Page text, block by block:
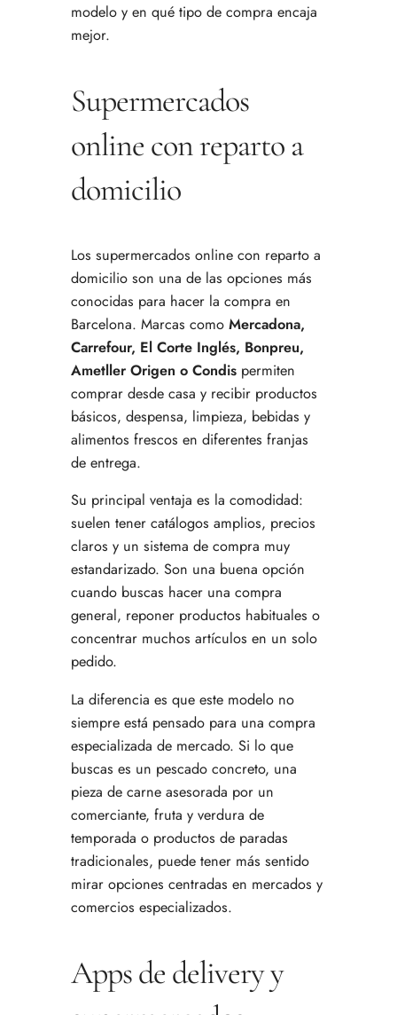
modelo y en qué tipo de compra encaja
mejor.
Supermercados
online con reparto a
domicilio
Los supermercados online con reparto a
domicilio son una de las opciones más
conocidas para hacer la compra en
Barcelona. Marcas como Mercadona,
Carrefour, El Corte Inglés, Bonpreu,
Ametller Origen o Condis permiten
comprar desde casa y recibir productos
básicos, despensa, limpieza, bebidas y
alimentos frescos en diferentes franjas
de entrega.
Su principal ventaja es la comodidad:
suelen tener catálogos amplios, precios
claros y un sistema de compra muy
estandarizado. Son una buena opción
cuando buscas hacer una compra
general, reponer productos habituales o
concentrar muchos artículos en un solo
pedido.
La diferencia es que este modelo no
siempre está pensado para una compra
especializada de mercado. Si lo que
buscas es un pescado concreto, una
pieza de carne asesorada por un
comerciante, fruta y verdura de
temporada o productos de paradas
tradicionales, puede tener más sentido
mirar opciones centradas en mercados y
comercios especializados.
Apps de delivery y